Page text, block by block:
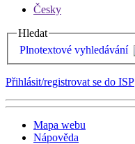
Česky
Hledat
Plnotextové vyhledávání
Přihlásit/registrovat se do ISP
Mapa webu
Nápověda